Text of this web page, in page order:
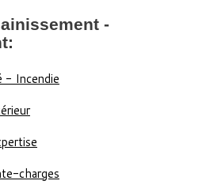
-
- Incendie
charges